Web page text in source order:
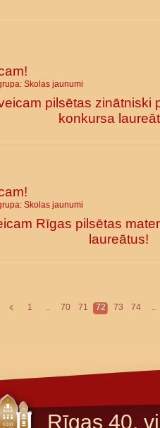
Skolas jaunumi
pilsētas zinātniski
konkursa
Skolas jaunumi
Rīgas pilsētas
laureātus!
1 .. 70 71 72 73 74 ..
Rīgas 40.